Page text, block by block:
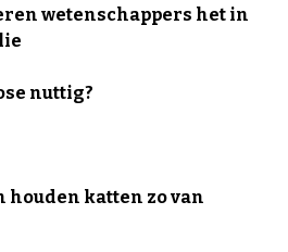
wetenschappers het in
nuttig?
houden katten zo van